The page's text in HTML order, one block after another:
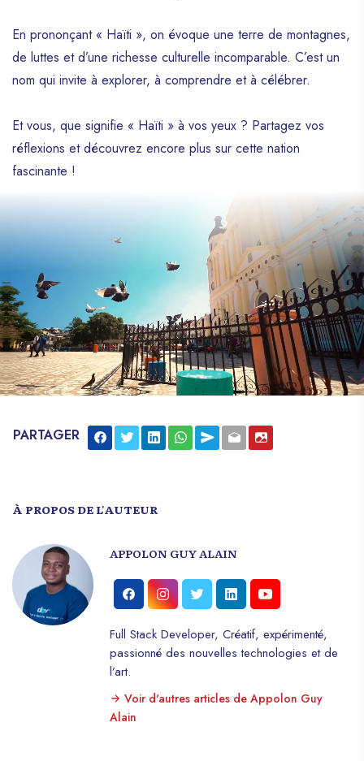
l’Afrique ? Plongeons dans cette relation
exceptionnelle et pleine de significations.
En prononçant « Haïti », on évoque une terre de montagnes,
de luttes et d’une richesse culturelle incomparable. C’est un
nom qui invite à explorer, à comprendre et à célébrer.
Et vous, que signifie « Haïti » à vos yeux ? Partagez vos
réflexions et découvrez encore plus sur cette nation
fascinante !
PARTAGER
À PROPOS DE L'AUTEUR
APPOLON GUY ALAIN
Full Stack Developer, Créatif, expérimenté,
passionné des nouvelles technologies et de
l’art.
Voir d'autres articles de Appolon Guy
Alain